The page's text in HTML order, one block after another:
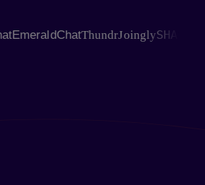
ThundrJoinglySHAGLE